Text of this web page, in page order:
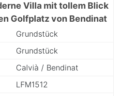
Villa mit tollem Blick
Golfplatz von Bendinat
Grundstück
Grundstück
Calvià / Bendinat
LFM1512